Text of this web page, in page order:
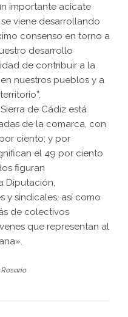
importante acicate
viene desarrollando
consenso en torno a
desarrollo
de contribuir a la
nuestros pueblos y a
de Cádiz está
de la comarca, con
ciento; y por
el 49 por ciento
figuran
Diputación,
y sindicales, así como
de colectivos
que representan al